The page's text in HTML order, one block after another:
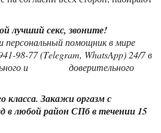
лучший секс, звоните!
персональный помощник в мире
98-77 (Telegram, WhatsApp) 24/7 в
и доверительного
Закажи оргазм с
в любой район СПб в течении 15